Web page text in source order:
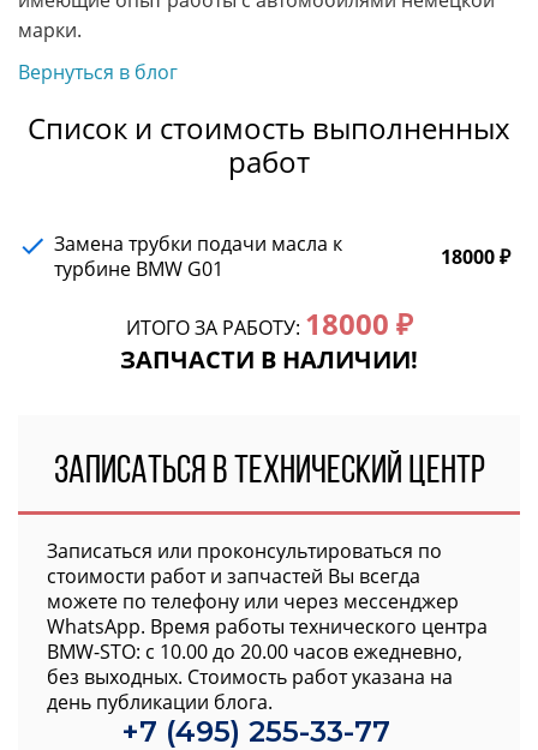
марки.
Вернуться в блог
Список и стоимость выполненных
работ
Замена трубки подачи масла к
турбине BMW G01
18000 ₽
ИТОГО ЗА РАБОТУ: 18000 ₽
ЗАПЧАСТИ В НАЛИЧИИ!
Записаться в технический Центр
Записаться или проконсультироваться по
стоимости работ и запчастей Вы всегда
можете по телефону или через мессенджер
WhatsApp. Время работы технического центра
BMW-STO: с 10.00 до 20.00 часов ежедневно,
без выходных. Стоимость работ указана на
день публикации блога.
+7 (495) 255-33-77